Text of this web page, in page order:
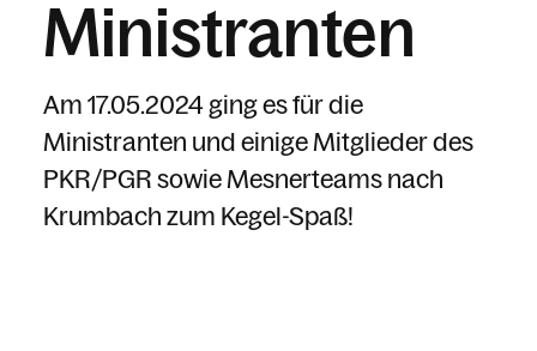
Ministranten
Am 17.05.2024 ging es für die
Ministranten und einige Mitglieder des
PKR/PGR sowie Mesnerteams nach
Krumbach zum Kegel-Spaß!